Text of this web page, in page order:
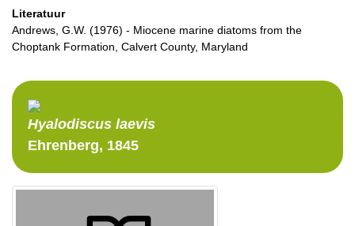
Literatuur
Andrews, G.W. (1976) - Miocene marine diatoms from the
Choptank Formation, Calvert County, Maryland
Hyalodiscus laevis
Ehrenberg, 1845